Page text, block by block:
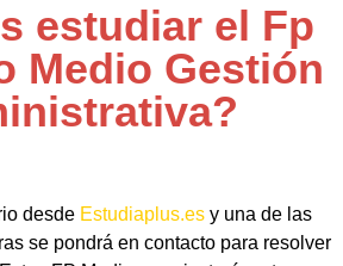
estudiar el Fp
Medio Gestión
desde Estudiaplus.esy una de las
se pondrá en contacto para resolver